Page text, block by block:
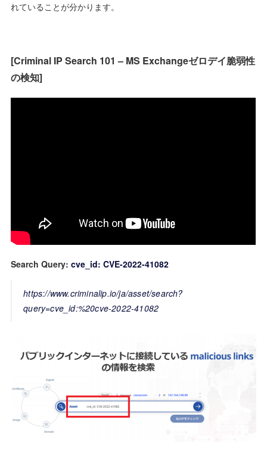
れていることが分かります。
[Criminal IP Search 101 – MS Exchangeゼロデイ脆弱性
の検知]
Search Query:cve_id: CVE-2022-41082
https://www.criminalip.io/ja/asset/search?
query=cve_id:%20cve-2022-41082